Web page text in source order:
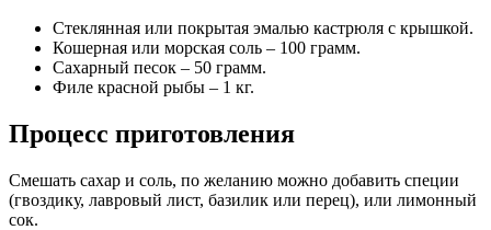
Стеклянная или покрытая эмалью кастрюля с крышкой.
Кошерная или морская соль – 100 грамм.
Сахарный песок – 50 грамм.
Филе красной рыбы – 1 кг.
Процесс приготовления
Смешать сахар и соль, по желанию можно добавить специи
(гвоздику, лавровый лист, базилик или перец), или лимонный
сок.